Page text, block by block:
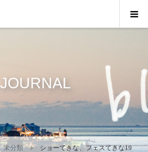
JOURNAL
_
未分類 ショーてきな、フェスてきな19